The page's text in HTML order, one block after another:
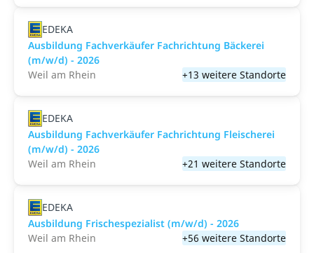
EDEKA
Ausbildung Fachverkäufer Fachrichtung Bäckerei
(m/w/d) - 2026
Weil am Rhein
+13 weitere Standorte
EDEKA
Ausbildung Fachverkäufer Fachrichtung Fleischerei
(m/w/d) - 2026
Weil am Rhein
+21 weitere Standorte
EDEKA
Ausbildung Frischespezialist (m/w/d) - 2026
Weil am Rhein
+56 weitere Standorte